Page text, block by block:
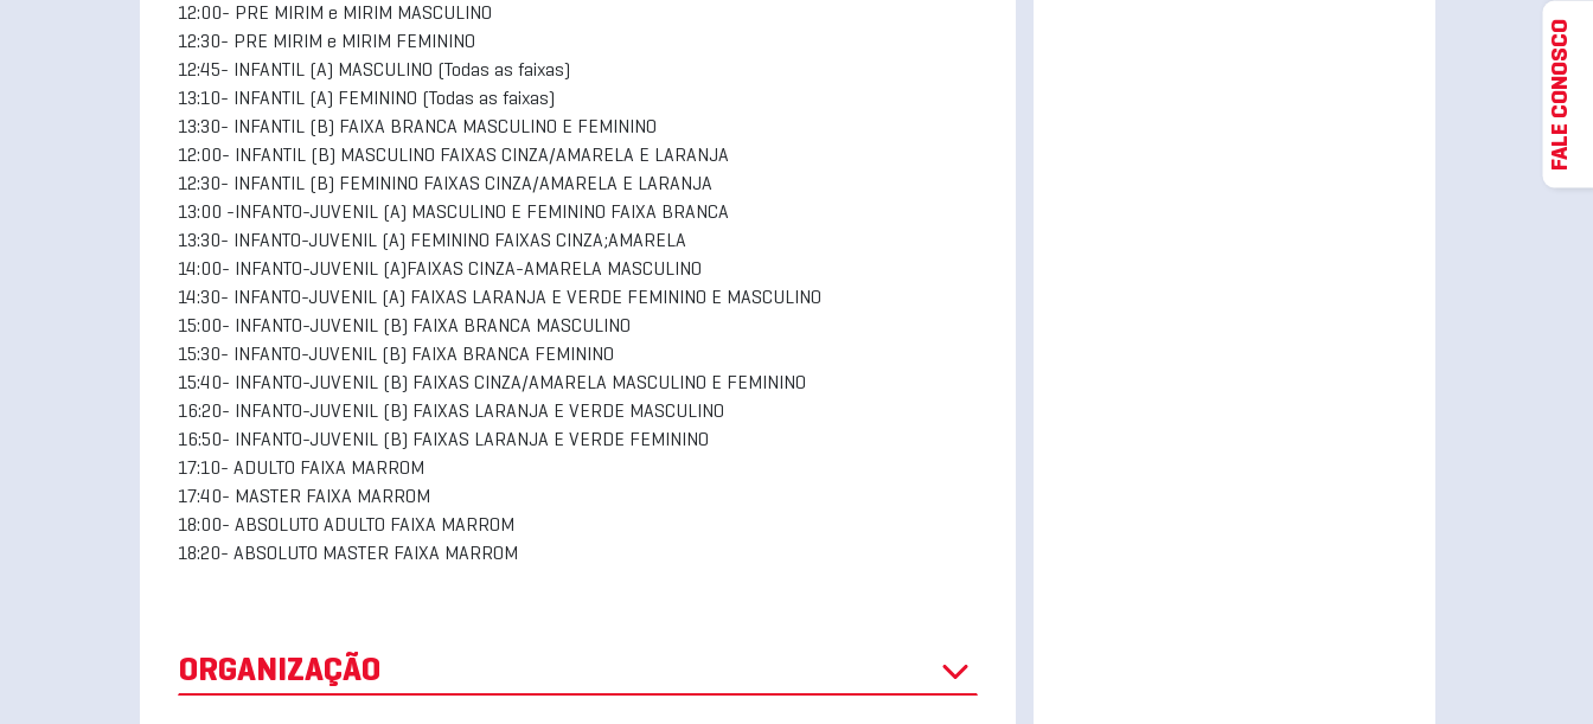
12:00- PRE MIRIM e MIRIM MASCULINO
12:30- PRE MIRIM e MIRIM FEMININO
12:45- INFANTIL (A) MASCULINO (Todas as faixas)
13:10- INFANTIL (A) FEMININO (Todas as faixas)
13:30- INFANTIL (B) FAIXA BRANCA MASCULINO E FEMININO
12:00- INFANTIL (B) MASCULINO FAIXAS CINZA/AMARELA E LARANJA
12:30- INFANTIL (B) FEMININO FAIXAS CINZA/AMARELA E LARANJA
13:00 -INFANTO-JUVENIL (A) MASCULINO E FEMININO FAIXA BRANCA
13:30- INFANTO-JUVENIL (A) FEMININO FAIXAS CINZA;AMARELA
14:00- INFANTO-JUVENIL (A)FAIXAS CINZA-AMARELA MASCULINO
14:30- INFANTO-JUVENIL (A) FAIXAS LARANJA E VERDE FEMININO E MASCULINO
15:00- INFANTO-JUVENIL (B) FAIXA BRANCA MASCULINO
15:30- INFANTO-JUVENIL (B) FAIXA BRANCA FEMININO
15:40- INFANTO-JUVENIL (B) FAIXAS CINZA/AMARELA MASCULINO E FEMININO
16:20- INFANTO-JUVENIL (B) FAIXAS LARANJA E VERDE MASCULINO
16:50- INFANTO-JUVENIL (B) FAIXAS LARANJA E VERDE FEMININO
17:10- ADULTO FAIXA MARROM
17:40- MASTER FAIXA MARROM
18:00- ABSOLUTO ADULTO FAIXA MARROM
18:20- ABSOLUTO MASTER FAIXA MARROM
ORGANIZAÇÃO
FALE CONOSCO